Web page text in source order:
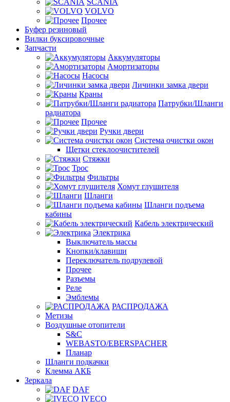
SCANIA
VOLVO
Прочее
Буфер резиновый
Вилки буксировочные
Запчасти
Аккумуляторы
Амортизаторы
Насосы
Личинки замка двери
Краны
Патрубки/Шланги
радиатора
Прочее
Ручки двери
Система очистки окон
Щетки стеклоочистителей
Стяжки
Трос
Фильтры
Хомут глушителя
Шланги
Шланги подъема
кабины
Кабель электрический
Электрика
Выключатель массы
Кнопки/клавиши
Переключатель подрулевой
Прочее
Разъемы
Реле
Эмблемы
РАСПРОДАЖА
Метизы
Воздушные отопители
S&C
WEBASTO/EBERSPACHER
Планар
Шланги подкачки
Клемма АКБ
Зеркала
DAF
IVECO